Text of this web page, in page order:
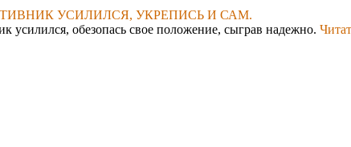
УСИЛИЛСЯ, УКРЕПИСЬ И САМ.
усилился, обезопась свое положение, сыграв надежно.